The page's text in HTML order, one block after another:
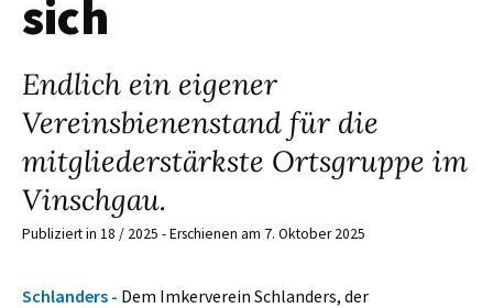
sich
Endlich ein eigener
Vereinsbienenstand für die
mitgliederstärkste Ortsgruppe im
Vinschgau.
Publiziert in 18 / 2025 - Erschienen am 7. Oktober 2025
Schlanders - Dem Imkerverein Schlanders, der